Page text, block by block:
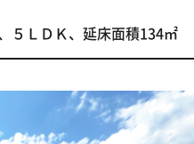
５ＬＤＫ、延床面積134㎡